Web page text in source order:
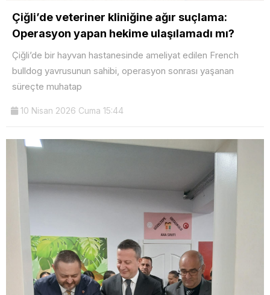
Çiğli’de veteriner kliniğine ağır suçlama:
Operasyon yapan hekime ulaşılamadı mı?
Çiğli’de bir hayvan hastanesinde ameliyat edilen French
bulldog yavrusunun sahibi, operasyon sonrası yaşanan
süreçte muhatap
10 Nisan 2026 Cuma 15:44